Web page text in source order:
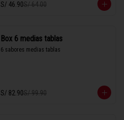
S/ 46.90S/ 64.00
Box 6 medias tablas
6 sabores medias tablas
S/ 82.90S/ 99.90